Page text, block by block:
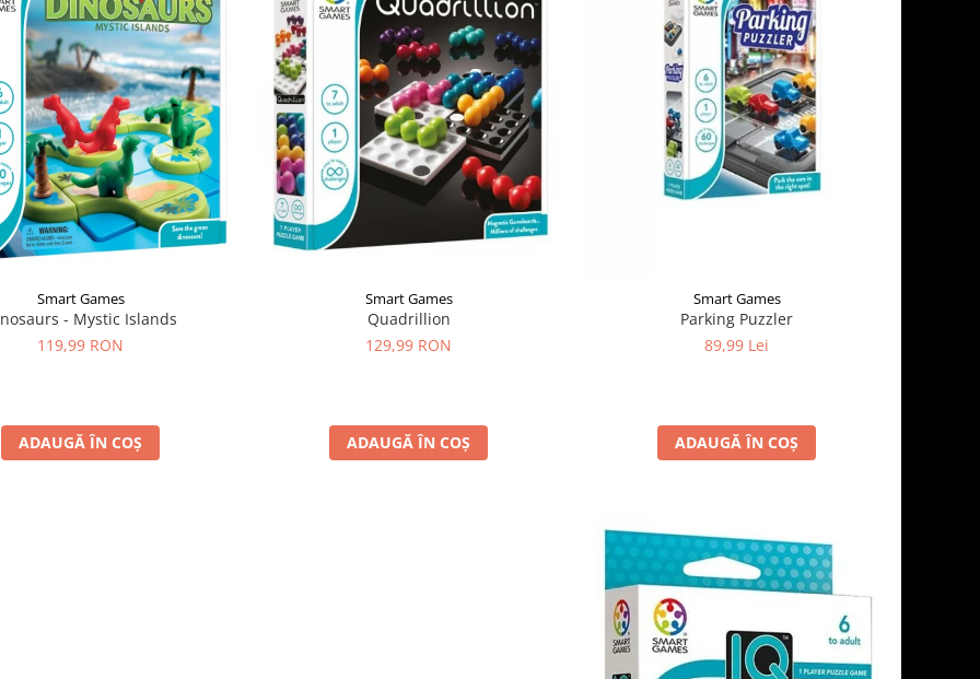
Smart Games
- Mystic Islands
119,99 RON
ADAUGĂ ÎN COȘ
Smart Games
Quadrillion
129,99 RON
ADAUGĂ ÎN COȘ
Smart Games
Parking Puzzler
89,99 Lei
ADAUGĂ ÎN COȘ